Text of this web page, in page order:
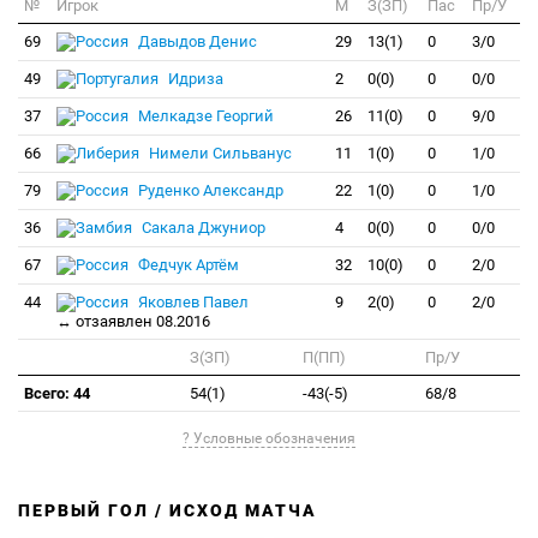
№ Игрок M З(ЗП) Пас
Пр/У
69
Давыдов Денис 29 13(1) 0 3/0
49 Идриза 2 0(0) 0 0/0
37 Мелкадзе Георгий 26 11(0) 0 9/0
66 Нимели Сильванус 11 1(0) 0 1/0
79 Руденко Александр 22 1(0) 0 1/0
36 Сакала Джуниор 4 0(0) 0 0/0
67 Федчук Артём 32 10(0) 0 2/0
44
Яковлев Павел
↔ отзаявлен 08.2016
9 2(0) 0 2/0
З(ЗП) П(ПП)
Пр/У
Всего: 44
54(1) -43(-5) 68/8
? Условные обозначения
ПЕРВЫЙ ГОЛ / ИСХОД МАТЧА